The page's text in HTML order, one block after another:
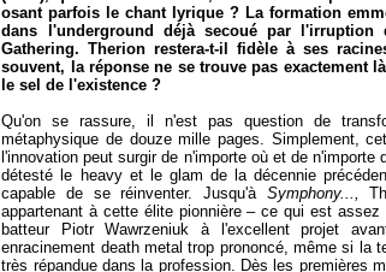
osant parfois le chant lyrique ? La formation
dans l'underground déjà secoué par
Gathering. Therion restera-t-il fidèle à ses
souvent, la réponse ne se trouve pas exactement
le sel de l'existence ?
Qu'on se rassure, il n'est pas question de
métaphysique de douze mille pages. Simplement,
l'innovation peut surgir de n'importe où et de
détesté le heavy et le glam de la décennie
capable de se réinventer. Jusqu'à Symphony...,
appartenant à cette élite pionnière – ce qui est
batteur Piotr Wawrzeniuk à l'excellent projet
enracinement death metal trop prononcé, même si la
très répandue dans la profession. Dès les premières